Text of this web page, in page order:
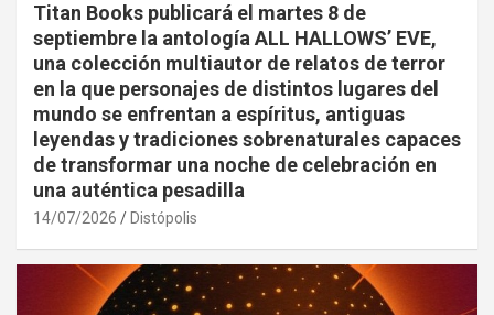
Titan Books publicará el martes 8 de
septiembre la antología ALL HALLOWS’ EVE,
una colección multiautor de relatos de terror
en la que personajes de distintos lugares del
mundo se enfrentan a espíritus, antiguas
leyendas y tradiciones sobrenaturales capaces
de transformar una noche de celebración en
una auténtica pesadilla
14/07/2026 Distópolis